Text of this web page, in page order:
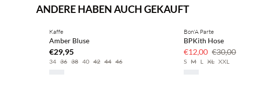
ANDERE HABEN AUCH GEKAUFT
Kaffe
Amber Bluse
€29,95
34 36 38 40 42 44 46
Bon'A Parte
BPKith Hose
€12,00 €30,00
S M L XL XXL